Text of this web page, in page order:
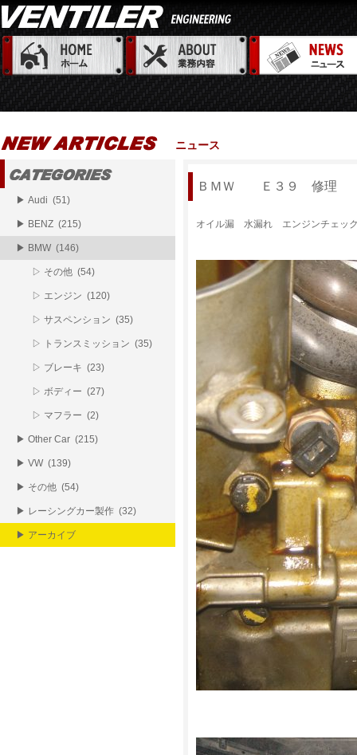
ニュース
ＢＭＷ Ｅ３９ 修理
オイル漏 水漏れ エンジンチェッ
▶ Audi (51)
▶ BENZ (215)
▶ BMW (146)
▷ その他 (54)
▷ エンジン (120)
▷ サスペンション (35)
▷ トランスミッション (35)
▷ ブレーキ (23)
▷ ボディー (27)
▷ マフラー (2)
▶ Other Car (215)
▶ VW (139)
▶ その他 (54)
▶ レーシングカー製作 (32)
▶ アーカイブ